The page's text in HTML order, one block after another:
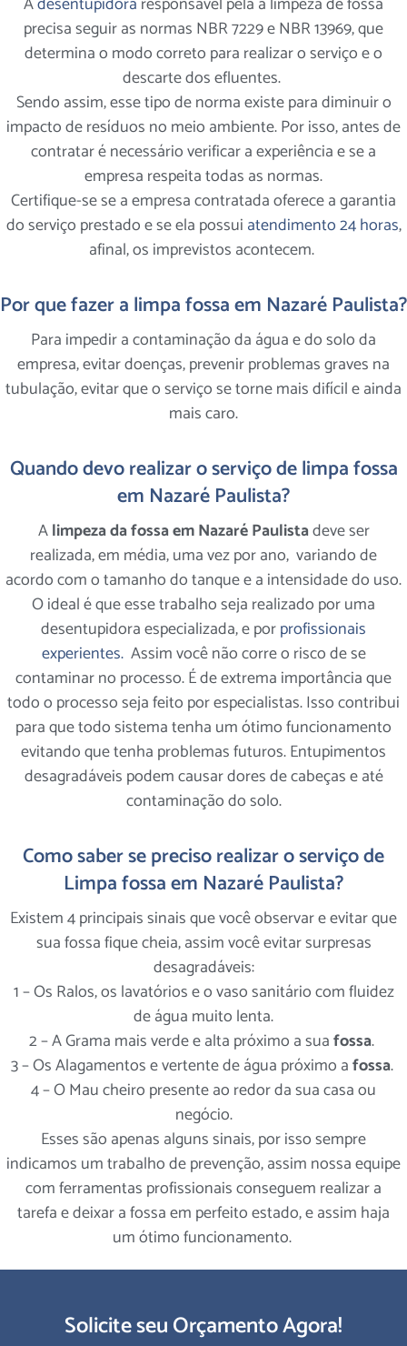
precisa seguir as normas NBR 7229 e NBR 13969, que
determina o modo correto para realizar o serviço e o
descarte dos efluentes.
Sendo assim, esse tipo de norma existe para diminuir o
impacto de resíduos no meio ambiente. Por isso, antes de
contratar é necessário verificar a experiência e se a
empresa respeita todas as normas.
Certifique-se se a empresa contratada oferece a garantia
do serviço prestado e se ela possui atendimento 24 horas,
afinal, os imprevistos acontecem.
Por que fazer a limpa fossa em Nazaré Paulista?
Para impedir a contaminação da água e do solo da
empresa, evitar doenças, prevenir problemas graves na
tubulação, evitar que o serviço se torne mais difícil e ainda
mais caro.
Quando devo realizar o serviço de limpa fossa
em Nazaré Paulista?
Alimpeza da fossa em Nazaré Paulistadeve ser
realizada, em média, uma vez por ano, variando de
acordo com o tamanho do tanque e a intensidade do uso.
O ideal é que esse trabalho seja realizado por uma
desentupidora especializada, e porprofissionais
experientes.Assim você não corre o risco de se
contaminar no processo. É de extrema importância que
todo o processo seja feito por especialistas. Isso contribui
para que todo sistema tenha um ótimo funcionamento
evitando que tenha problemas futuros. Entupimentos
desagradáveis podem causar dores de cabeças e até
contaminação do solo.
Como saber se preciso realizar o serviço de
Limpa fossa em Nazaré Paulista?
Existem 4 principais sinais que você observar e evitar que
sua fossa fique cheia, assim você evitar surpresas
desagradáveis:
1 – Os Ralos, os lavatórios e o vaso sanitário com fluidez
de água muito lenta.
2 – A Grama mais verde e alta próximo a suafossa.
3 – Os Alagamentos e vertente de água próximo afossa.
4 – O Mau cheiro presente ao redor da sua casa ou
negócio.
Esses são apenas alguns sinais, por isso sempre
indicamos um trabalho de prevenção, assim nossa equipe
com ferramentas profissionais conseguem realizar a
tarefa e deixar a fossa em perfeito estado, e assim haja
um ótimo funcionamento.
Solicite seu Orçamento Agora!